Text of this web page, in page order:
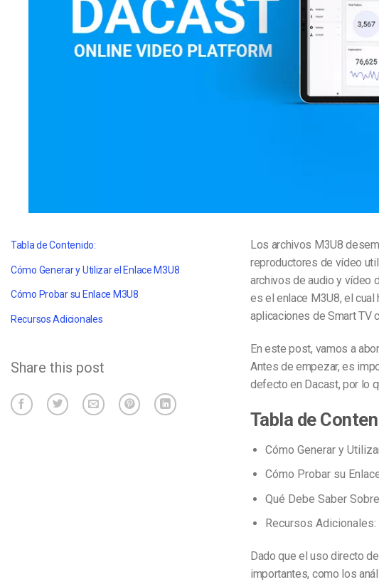
Privacidad y Seguridad
Aprendizaje en Línea
Tabla de Contenido:
Cómo Generar y Utilizar el Enlace M3U8
Cómo Probar su Enlace M3U8
Recursos Adicionales
Share this post
Los archivos M3U8
reproductores de vídeo
archivos de audio y vídeo
es el enlace M3U8, el
aplicaciones de Smart TV
En este post, vamos a
Antes de empezar, es
defecto en Dacast, por lo
Tabla de
Cómo Generar y
Cómo Probar su
Qué Debe Saber
Recursos Adicionales:
Dado que el uso directo
importantes, como los